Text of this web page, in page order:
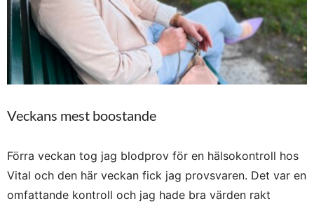
Veckans mest boostande
Förra veckan tog jag blodprov för en hälsokontroll hos
Vital och den här veckan fick jag provsvaren. Det var en
omfattande kontroll och jag hade bra värden rakt